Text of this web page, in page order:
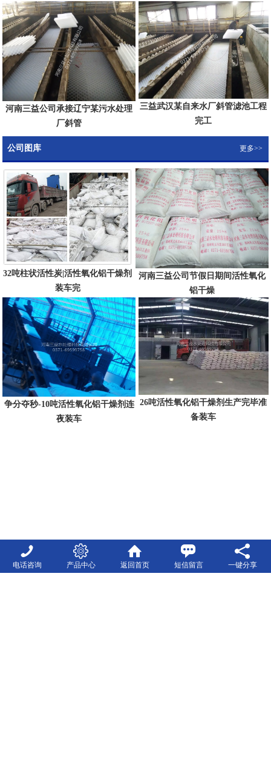
河南三益公司承接辽宁某污水处理
厂斜管
三益武汉某自来水厂斜管滤池工程
完工
公司图库 更多>>
32吨柱状活性炭|活性氧化铝干燥剂
装车完
河南三益公司节假日期间活性氧化
铝干燥
争分夺秒-10吨活性氧化铝干燥剂连
夜装车
26吨活性氧化铝干燥剂生产完毕准
备装车
电话咨询 产品中心 返回首页 短信留言 一键分享